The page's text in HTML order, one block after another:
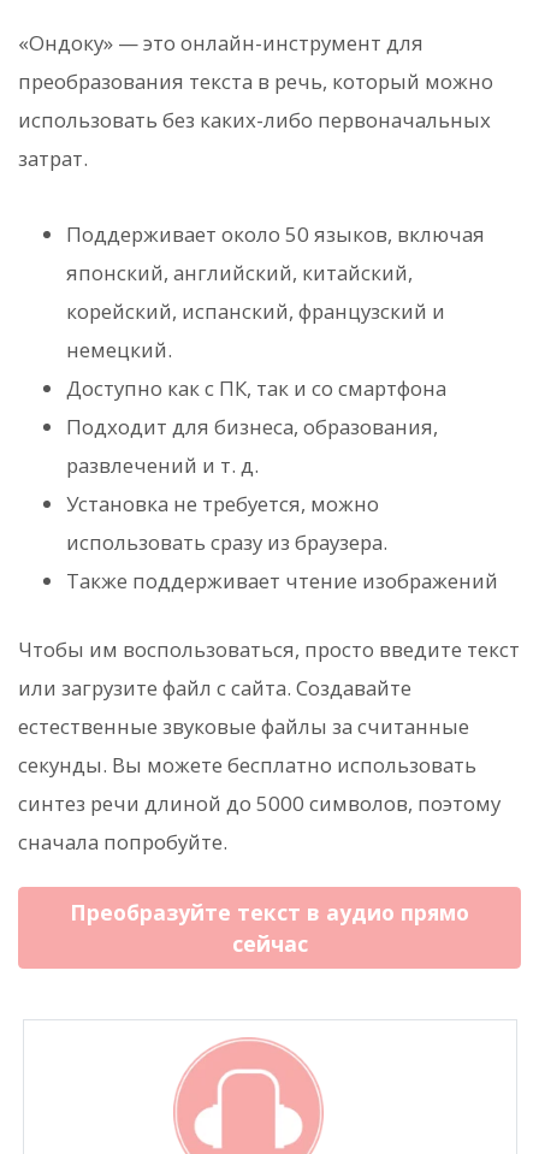
«Ондоку» — это онлайн-инструмент для
преобразования текста в речь, который можно
использовать без каких-либо первоначальных
затрат.
Поддерживает около 50 языков, включая
японский, английский, китайский,
корейский, испанский, французский и
немецкий.
Доступно как с ПК, так и со смартфона
Подходит для бизнеса, образования,
развлечений и т. д.
Установка не требуется, можно
использовать сразу из браузера.
Также поддерживает чтение изображений
Чтобы им воспользоваться, просто введите текст
или загрузите файл с сайта. Создавайте
естественные звуковые файлы за считанные
секунды. Вы можете бесплатно использовать
синтез речи длиной до 5000 символов, поэтому
сначала попробуйте.
Преобразуйте текст в аудио прямо
сейчас